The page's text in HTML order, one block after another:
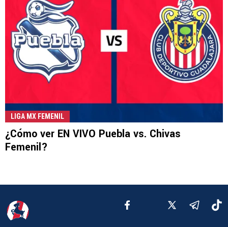
LIGA MX FEMENIL
¿Cómo ver EN VIVO Puebla vs. Chivas
Femenil?